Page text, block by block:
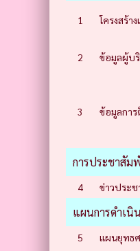
1 โครงสร้า
2 ข้อมูลผู้บ
3 ข้อมูลกา
การประชาสัม
4 ข่าวประ
แผนการดำเนิ
5 แผนยุทธ